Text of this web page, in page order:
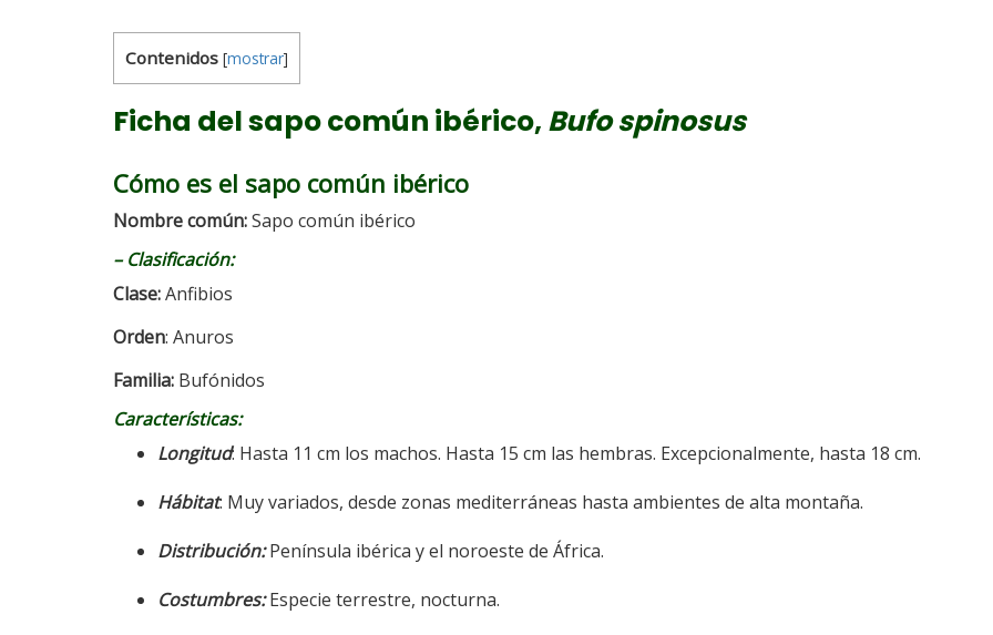
Contenidos [mostrar]
Ficha del sapo común ibérico, Bufo spinosus
Cómo es el sapo común ibérico
Nombre común:Sapo común ibérico
– Clasificación:
Clase:Anfibios
Orden: Anuros
Familia: Bufónidos
Características:
Longitud: Hasta 11 cm los machos. Hasta 15 cm las hembras. Excepcionalmente, hasta 18 cm.
Hábitat: Muy variados, desde zonas mediterráneas hasta ambientes de alta montaña.
Distribución:Península ibérica y el noroeste de África.
Costumbres:Especie terrestre, nocturna.